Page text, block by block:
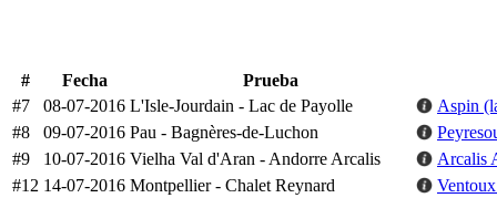
# Fecha
Prueba
#7
08-07-2016 L'Isle-Jourdain - Lac de Payolle
Aspin
#8
09-07-2016 Pau - Bagnères-de-Luchon
#9
10-07-2016 Vielha Val d'Aran - Andorre Arcalis
Arcalis
#12 14-07-2016 Montpellier - Chalet Reynard